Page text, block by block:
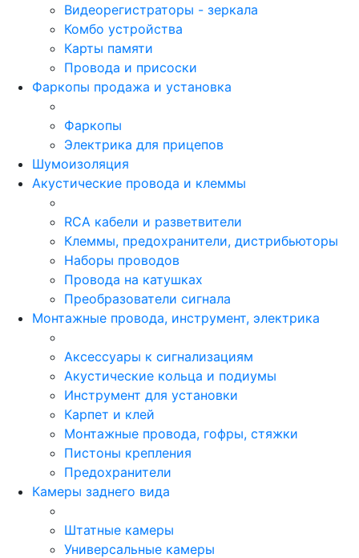
Видеорегистраторы - зеркала
Комбо устройства
Карты памяти
Провода и присоски
Фаркопы продажа и установка
Фаркопы
Электрика для прицепов
Шумоизоляция
Акустические провода и клеммы
RCA кабели и разветвители
Клеммы, предохранители, дистрибьюторы
Наборы проводов
Провода на катушках
Преобразователи сигнала
Монтажные провода, инструмент, электрика
Аксессуары к сигнализациям
Акустические кольца и подиумы
Инструмент для установки
Карпет и клей
Монтажные провода, гофры, стяжки
Пистоны крепления
Предохранители
Камеры заднего вида
Штатные камеры
Универсальные камеры